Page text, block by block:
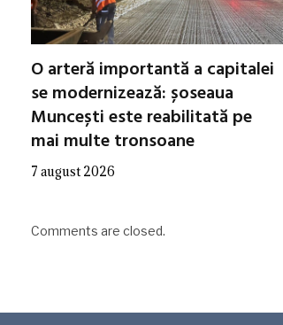
O arteră importantă a capitalei
se modernizează: șoseaua
Muncești este reabilitată pe
mai multe tronsoane
7 august 2026
Comments are closed.